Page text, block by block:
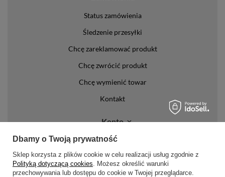
Status zamówienia
Śledzenie przesyłki
Chcę zareklamować produkt
Chcę zwrócić produkt
Chcę wymienić towar
Kontakt
Konto
Regulaminy
Regulamin
Dbamy o Twoją prywatność
Sklep korzysta z plików cookie w celu realizacji usług zgodnie z
Polityką dotyczącą cookies. Możesz określić warunki
przechowywania lub dostępu do cookie w Twojej przeglądarce.